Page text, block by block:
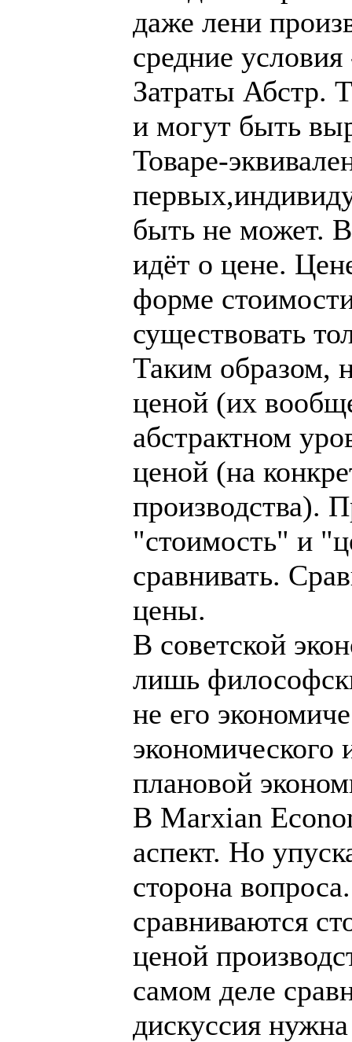
даже лени
средние
Затраты Абстр.
и могут быть
Товаре-
быть не может.
идёт о цене.
форме
существовать
Таким образом,
ценой (их
абстрактном
ценой (на
производства).
"стоимость" и
сравнивать.
цены.
В советской
лишь
не его
экономического
плановой
В Marxian
аспект. Но
сторона
сравниваются
ценой
самом деле
дискуссия